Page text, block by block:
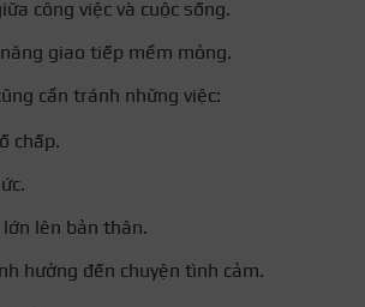
công việc và cuộc sống.
giao tiếp mềm mỏng.
cần tránh những việc:
chấp.
lên bản thân.
hưởng đến chuyện tình cảm.